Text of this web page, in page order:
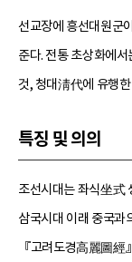
선교장에 흥선대원군
준다. 전통 초상화에
것, 청대淸代에 유행
특징 및 의의
조선시대는 좌식坐式
삼국시대 이래 중국과
『고려도경高麗圖經